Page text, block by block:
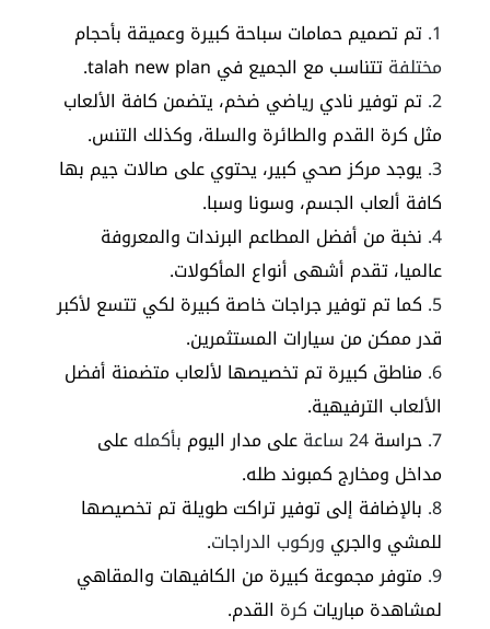
تم تصميم حمامات سباحة كبيرة وعميقة بأحجام
مختلفةتتناسب مع الجميع في talah new plan
.
تم توفير نادي رياضي ضخم، يتضمن كافة الألعاب
مثل كرة القدم والطائرة والسلة، وكذلك التنس.
يوجد مركز صحي كبير، يحتوي على صالات جيم بها
كافة ألعاب الجسم، وسونا وسبا.
نخبة من أفضل المطاعم البرندات والمعروفة
عالميا، تقدم أشهى أنواع المأكولات.
كما تم توفير جراجات خاصة كبيرة لكي تتسع لأكبر
قدر ممكن من سيارات المستثمرين.
مناطق كبيرة تم تخصيصها لألعاب متضمنة أفضل
الألعاب الترفيهية.
حراسة24 ساعة على مدار اليوم بأكملهعلى
مداخل ومخارجكمبوند طله.
بالإضافة إلى توفير تراكت طويلة تم تخصيصها
للمشي والجري وركوب الدراجات.
متوفر مجموعة كبيرة من الكافيهات والمقاهي
لمشاهدة مباريات كرة القدم.